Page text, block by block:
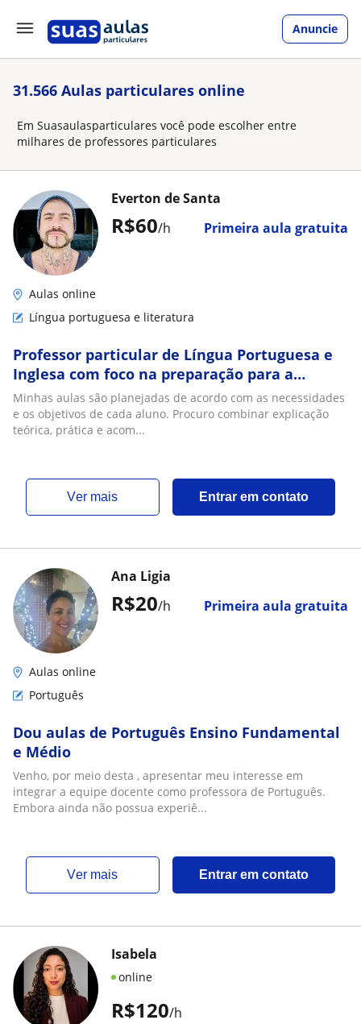
Anuncie
31.566 Aulas particulares online
Em Suasaulasparticulares você pode escolher entre
milhares de professores particulares
R$60/h Primeira aula gratuita
Everton de Santa
Aulas online
Língua portuguesa e literatura
Professor particular de Língua Portuguesa e
Inglesa com foco na preparação para a
Redação do ENEM e concursos
Minhas aulas são planejadas de acordo com as necessidades
e os objetivos de cada aluno. Procuro combinar explicação
teórica, prática e acom...
ver mais Entrar em contato
R$20/h Primeira aula gratuita
Ana Ligia
Aulas online
Português
Dou aulas de Português Ensino Fundamental
e Médio
Venho, por meio desta , apresentar meu interesse em
integrar a equipe docente como professora de Português.
Embora ainda não possua experiê...
ver mais Entrar em contato
R$120/h
Isabela
online